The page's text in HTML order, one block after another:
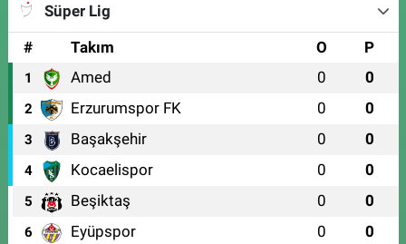
Süper Lig
#
Takım O P
1 Amed 0 0
2 Erzurumspor FK 0 0
3 Başakşehir 0 0
4 Kocaelispor 0 0
5 Beşiktaş 0 0
6 Eyüpspor 0 0